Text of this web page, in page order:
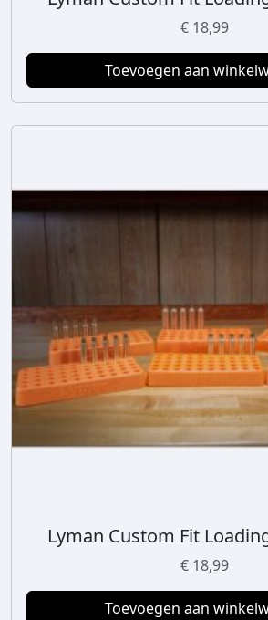
€18,99
Toevoegen aan
Lyman Custom Fit
€18,99
Toevoegen aan